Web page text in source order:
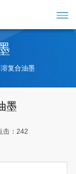
复合油墨
墨
击：242